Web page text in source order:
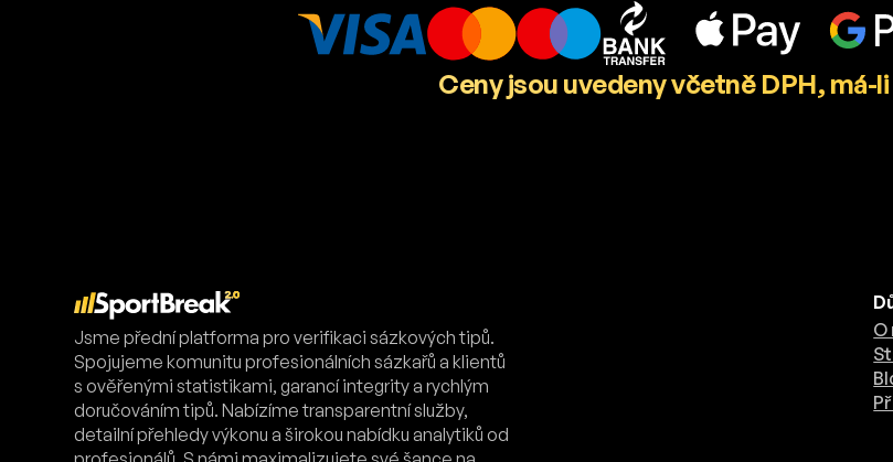
Ceny jsou uvedeny včetně DPH, má-
Jsme přední platforma pro verifikaci sázkových tipů.
Spojujeme komunitu profesionálních sázkařů a klientů
s ověřenými statistikami, garancí integrity a rychlým
doručováním tipů. Nabízíme transparentní služby,
detailní přehledy výkonu a širokou nabídku analytiků od
O